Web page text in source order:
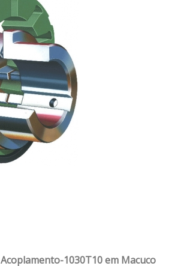
Acoplamento-1030T10 em Macuco